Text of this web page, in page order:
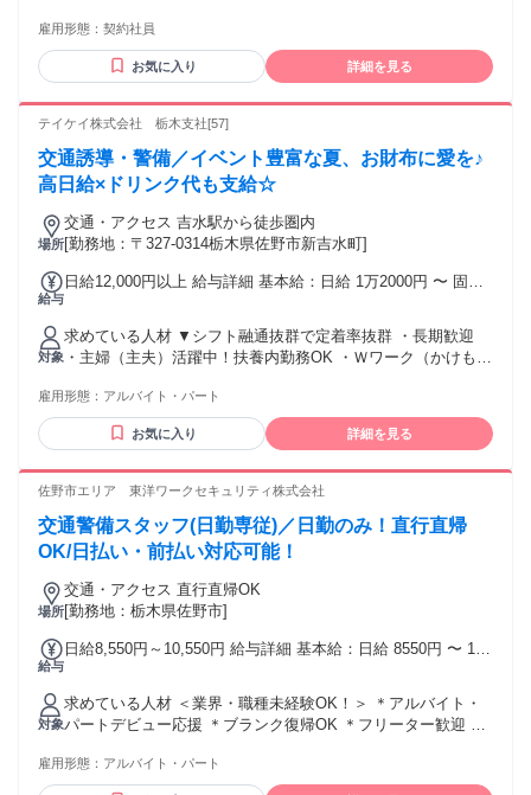
雇用形態： 契約社員
お気に入り 詳細を見る
テイケイ株式会社 栃木支社[57]
交通誘導・警備／イベント豊富な夏、お財布に愛を♪
高日給×ドリンク代も支給☆
場所
交通・アクセス 吉水駅から徒歩圏内
[勤務地：〒327-0314栃木県佐野市新吉水町]
給与
日給12,000円以上 給与詳細 基本給：日給 1万2000円 〜 固定
勤・家族手当金額：なし 全員に一律で支払われるその他手当
金額：なし 【日勤】日給1万円 【夜勤】日給1万2000円 - ／
資格・役職によって さらに高額手当支給!! 高収入・高額求人
をお探しの方に！ ＼ ＊高速道路本線の警備は日給＋500円 運
給＋500円 (資格配置現場なら＋1500円) 1級：日給＋800円 (資
格配置現場なら＋1800円)
対象
求めている人材 ▼シフト融通抜群で定着率抜群 ・長期歓迎
・主婦（主夫）活躍中！扶養内勤務OK ・Ｗワーク（かけも
学歴・資格・経験一切不問！ ・未経験・初心者OK ・無資格
の18歳スタッフ活躍中 ・20代・30代の若手（若者）活躍中 ・
40代・50代の中高年/ミドル活躍中 ・60代以上のシニア活躍中
験のある方【採用率UP!!】 ★イベント警備、雑踏警備の経験
者や 道路警備、駐車場警備の経験者 ★巡回、監視、安全管理
の業務経験者 ★交通誘導警備業務2級資格をお持ちの方 ＜先
者や ・販売、接客、コンビニや土木系の経験者など 様々な業
界の経験者が幅広く活躍中！
雇用形態： アルバイト・パート
お気に入り 詳細を見る
佐野市エリア 東洋ワークセキュリティ株式会社
交通警備スタッフ(日勤専従)／日勤のみ！直行直帰
OK/日払い・前払い対応可能！
場所
交通・アクセス 直行直帰OK
[勤務地：栃木県佐野市]
給与
日給8,550円～10,550円 給与詳細 基本給：日給 8550円 〜 1万
る通勤・皆勤・家族手当金額：なし 全員に一律で支払われる
その他手当金額：なし ※経験や能力を考慮し決定 ◆交通費規
定支給 ◆遠方手当あり ◆日払い・週払いOK(規定)
対象
求めている人材 ＜業界・職種未経験OK！＞ ＊アルバイト・
パートデビュー応援 ＊ブランク復帰OK ＊フリーター歓迎 ＊
資格不問 ＜下記の経験や資格があれば尚可＞ ◇普通自動車免
許 ◇警備業務経験 ◇交通誘導警備1級・2級 ◇施設警備1級・
雇用形態： アルバイト・パート